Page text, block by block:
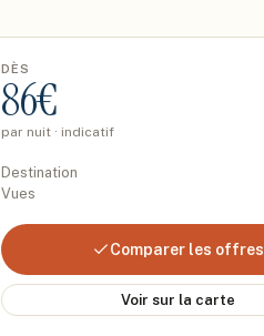
DÈS
86€
par nuit · indicatif
Destination
Vues
Comparer les offres
Voir sur la carte